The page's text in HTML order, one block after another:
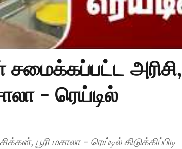
அரிசி,
- ரெய்டில்
பூரி மசாலா - ரெய்டில் கிடுக்கிப்பிடி